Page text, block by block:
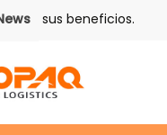
sus beneficios.